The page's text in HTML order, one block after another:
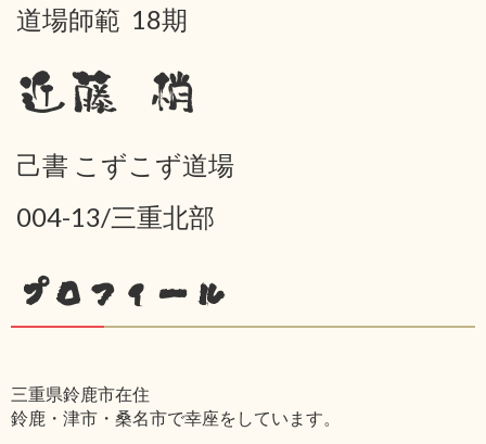
道場師範 18期
近藤 梢
己書 こずこず道場
004-13/三重北部
プロフィール
三重県鈴鹿市在住
鈴鹿・津市・桑名市で幸座をしています。